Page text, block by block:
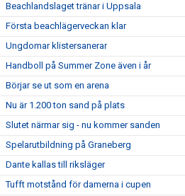
Beachlandslaget tränar i Uppsala
Första beachlägerveckan klar
Ungdomar klistersanerar
Handboll på Summer Zone även i år
Börjar se ut som en arena
Nu är 1.200 ton sand på plats
Slutet närmar sig - nu kommer sanden
Spelarutbildning på Graneberg
Dante kallas till riksläger
Tufft motstånd för damerna i cupen